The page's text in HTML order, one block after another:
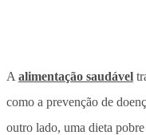
A alimentação saudável
como a prevenção de
outro lado, uma dieta